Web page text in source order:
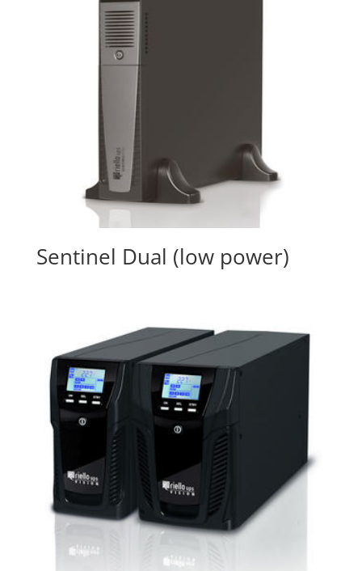
Sentinel Dual (low power)